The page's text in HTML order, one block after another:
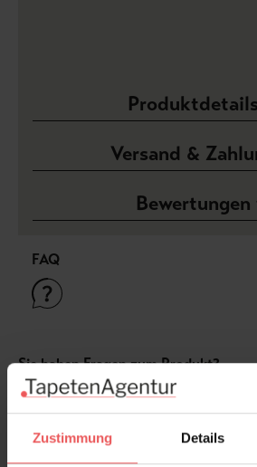
Zustimmung Details
Produktdetails
Versand &
Bewertungen
FAQ
Sie haben Fragen zum Produkt?
Frage stellen